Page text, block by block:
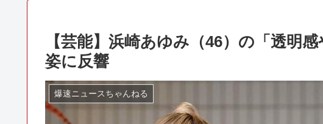
【芸能】浜崎あゆみ（46）の「透明
姿に反響
爆速ニュースちゃんねる